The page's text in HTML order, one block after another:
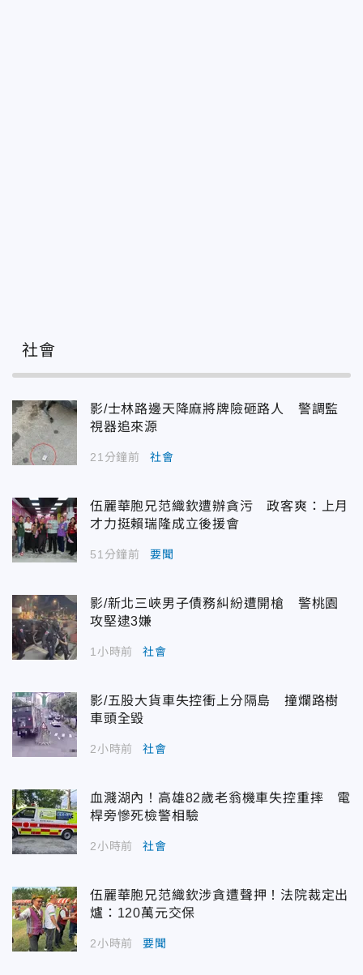
社會
影/士林路邊天降麻將牌險砸路人 警調監
視器追來源
21分鐘前 社會
伍麗華胞兄范織欽遭辦貪污 政客爽：上月
才力挺賴瑞隆成立後援會
51分鐘前 要聞
影/新北三峽男子債務糾紛遭開槍 警桃園
攻堅逮3嫌
1小時前 社會
影/五股大貨車失控衝上分隔島 撞爛路樹
車頭全毀
2小時前 社會
血濺湖內！高雄82歲老翁機車失控重摔 電
桿旁慘死檢警相驗
2小時前 社會
伍麗華胞兄范織欽涉貪遭聲押！法院裁定出
爐：120萬元交保
2小時前 要聞